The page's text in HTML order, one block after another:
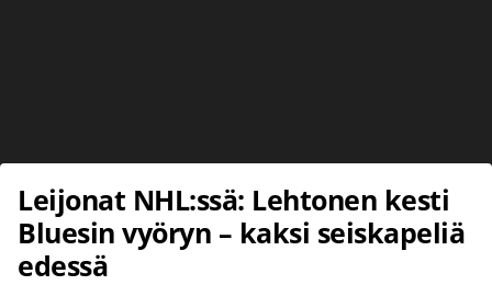
Leijonat NHL:ssä: Lehtonen kesti
Bluesin vyöryn – kaksi seiskapeliä
edessä